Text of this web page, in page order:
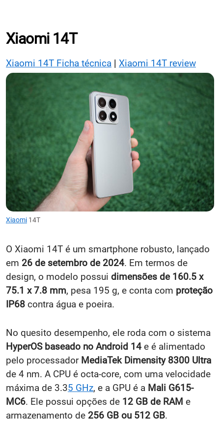
Xiaomi 14T
Xiaomi 14T Ficha técnica | Xiaomi 14T review
Xiaomi 14T
O Xiaomi 14T é um smartphone robusto, lançado
em 26 de setembro de 2024. Em termos de
design, o modelo possui dimensões de 160.5 x
75.1 x 7.8 mm, pesa 195 g, e conta com proteção
IP68 contra água e poeira.
No quesito desempenho, ele roda com o sistema
HyperOS baseado no Android 14 e é alimentado
pelo processador MediaTek Dimensity 8300 Ultra
de 4 nm. A CPU é octa-core, com uma velocidade
máxima de 3.35 GHz, e a GPU é a Mali G615-
MC6. Ele possui opções de 12 GB de RAM e
armazenamento de 256 GB ou 512 GB.